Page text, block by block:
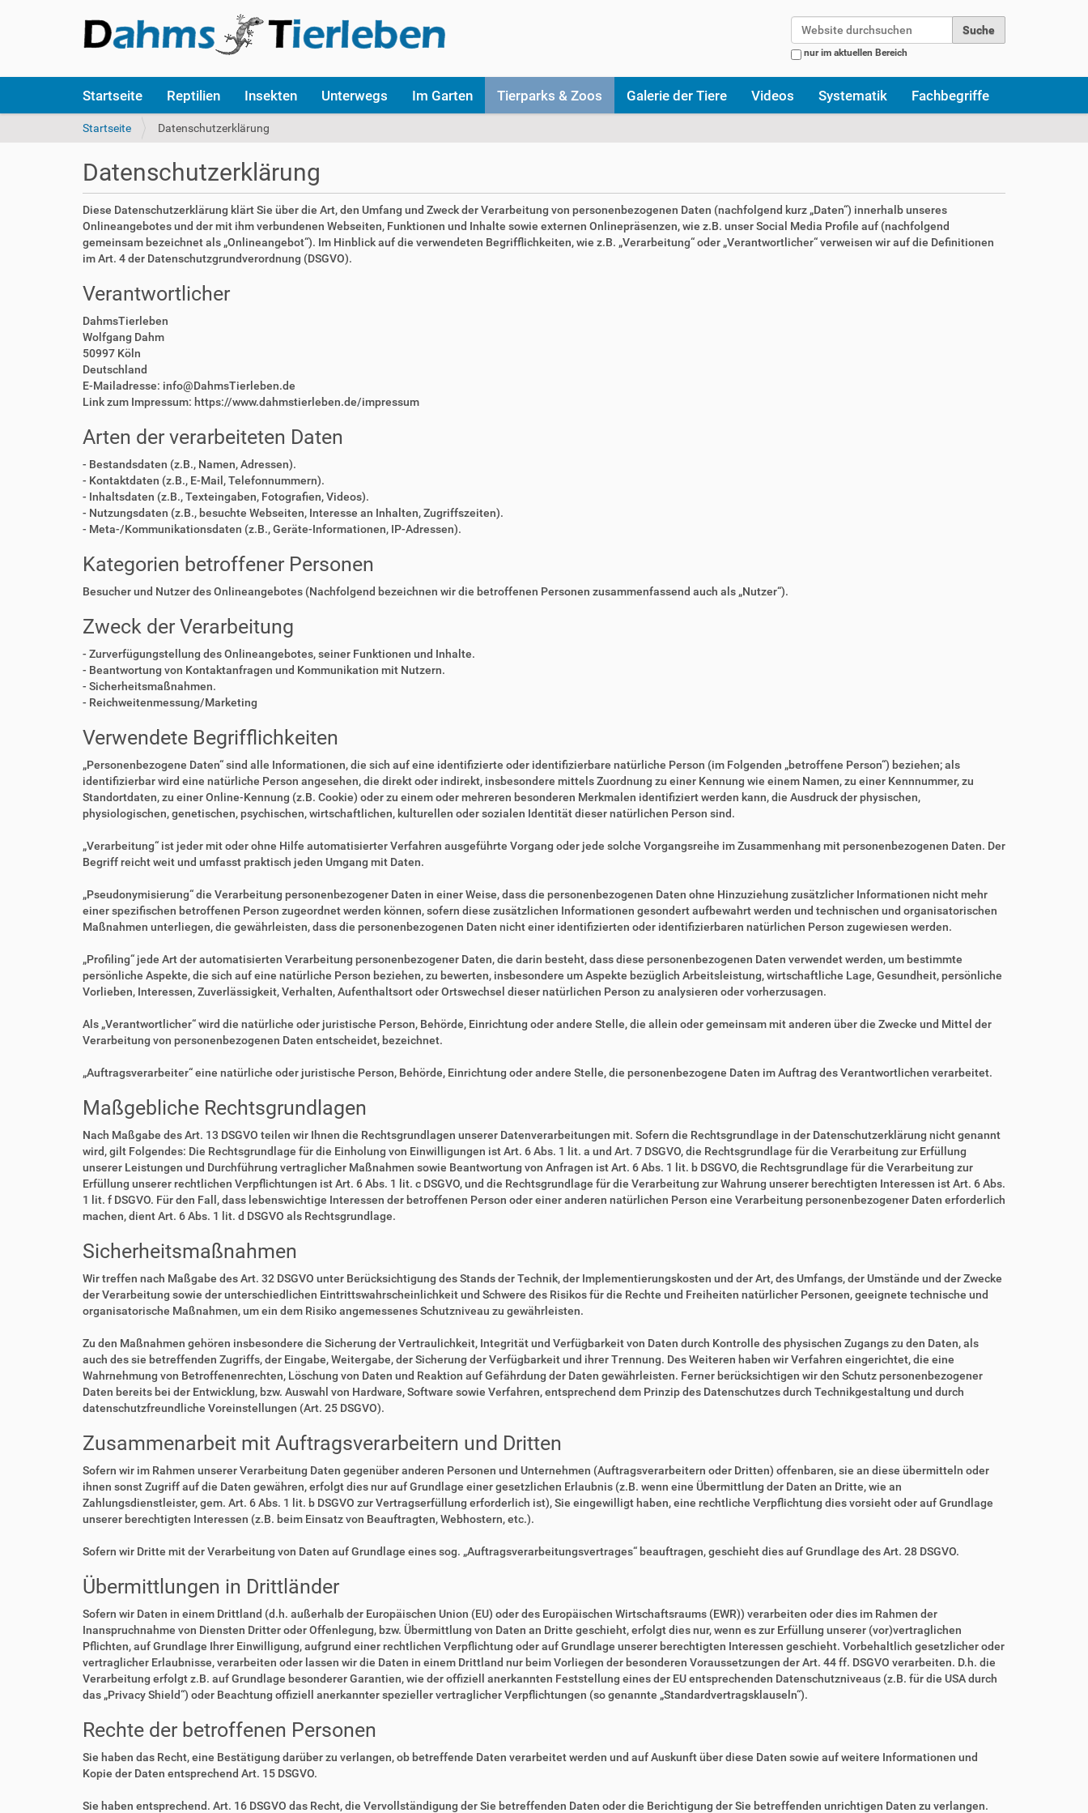
nur im aktuellen Bereich
k
Startseite Reptilien Insekten Unterwegs Im Garten Tierparks & Zoos Galerie der Tiere Videos Systematik Fachbegriffe
S
s
i
n
d
h
i
r
Startseite Datenschutzerklärung
Datenschutzerklärung
Diese Datenschutzerklärung klärt Sie über die Art, den Umfang und Zweck der Verarbeitung von personenbezogenen Daten (nachfolgend kurz „Daten“) innerhalb unseres
Onlineangebotes und der mit ihm verbundenen Webseiten, Funktionen und Inhalte sowie externen Onlinepräsenzen, wie z.B. unser Social Media Profile auf (nachfolgend
gemeinsam bezeichnet als „Onlineangebot“). Im Hinblick auf die verwendeten Begrifflichkeiten, wie z.B. „Verarbeitung“ oder „Verantwortlicher“ verweisen wir auf die Definitionen
im Art. 4 der Datenschutzgrundverordnung (DSGVO).
Verantwortlicher
DahmsTierleben
Wolfgang Dahm
50997 Köln
Deutschland
E-Mailadresse: info@DahmsTierleben.de
Link zum Impressum: https://www.dahmstierleben.de/impressum
Arten der verarbeiteten Daten
- Bestandsdaten (z.B., Namen, Adressen).
- Kontaktdaten (z.B., E-Mail, Telefonnummern).
- Inhaltsdaten (z.B., Texteingaben, Fotografien, Videos).
- Nutzungsdaten (z.B., besuchte Webseiten, Interesse an Inhalten, Zugriffszeiten).
- Meta-/Kommunikationsdaten (z.B., Geräte-Informationen, IP-Adressen).
Kategorien betroffener Personen
Besucher und Nutzer des Onlineangebotes (Nachfolgend bezeichnen wir die betroffenen Personen zusammenfassend auch als „Nutzer“).
Zweck der Verarbeitung
- Zurverfügungstellung des Onlineangebotes, seiner Funktionen und Inhalte.
- Beantwortung von Kontaktanfragen und Kommunikation mit Nutzern.
- Sicherheitsmaßnahmen.
- Reichweitenmessung/Marketing
Verwendete Begrifflichkeiten
„Personenbezogene Daten“ sind alle Informationen, die sich auf eine identifizierte oder identifizierbare natürliche Person (im Folgenden „betroffene Person“) beziehen; als
identifizierbar wird eine natürliche Person angesehen, die direkt oder indirekt, insbesondere mittels Zuordnung zu einer Kennung wie einem Namen, zu einer Kennnummer, zu
Standortdaten, zu einer Online-Kennung (z.B. Cookie) oder zu einem oder mehreren besonderen Merkmalen identifiziert werden kann, die Ausdruck der physischen,
physiologischen, genetischen, psychischen, wirtschaftlichen, kulturellen oder sozialen Identität dieser natürlichen Person sind.
„Verarbeitung“ ist jeder mit oder ohne Hilfe automatisierter Verfahren ausgeführte Vorgang oder jede solche Vorgangsreihe im Zusammenhang mit personenbezogenen Daten. Der
Begriff reicht weit und umfasst praktisch jeden Umgang mit Daten.
„Pseudonymisierung“ die Verarbeitung personenbezogener Daten in einer Weise, dass die personenbezogenen Daten ohne Hinzuziehung zusätzlicher Informationen nicht mehr
einer spezifischen betroffenen Person zugeordnet werden können, sofern diese zusätzlichen Informationen gesondert aufbewahrt werden und technischen und organisatorischen
Maßnahmen unterliegen, die gewährleisten, dass die personenbezogenen Daten nicht einer identifizierten oder identifizierbaren natürlichen Person zugewiesen werden.
„Profiling“ jede Art der automatisierten Verarbeitung personenbezogener Daten, die darin besteht, dass diese personenbezogenen Daten verwendet werden, um bestimmte
persönliche Aspekte, die sich auf eine natürliche Person beziehen, zu bewerten, insbesondere um Aspekte bezüglich Arbeitsleistung, wirtschaftliche Lage, Gesundheit, persönliche
Vorlieben, Interessen, Zuverlässigkeit, Verhalten, Aufenthaltsort oder Ortswechsel dieser natürlichen Person zu analysieren oder vorherzusagen.
Als „Verantwortlicher“ wird die natürliche oder juristische Person, Behörde, Einrichtung oder andere Stelle, die allein oder gemeinsam mit anderen über die Zwecke und Mittel der
Verarbeitung von personenbezogenen Daten entscheidet, bezeichnet.
„Auftragsverarbeiter“ eine natürliche oder juristische Person, Behörde, Einrichtung oder andere Stelle, die personenbezogene Daten im Auftrag des Verantwortlichen verarbeitet.
Maßgebliche Rechtsgrundlagen
Nach Maßgabe des Art. 13 DSGVO teilen wir Ihnen die Rechtsgrundlagen unserer Datenverarbeitungen mit. Sofern die Rechtsgrundlage in der Datenschutzerklärung nicht genannt
wird, gilt Folgendes: Die Rechtsgrundlage für die Einholung von Einwilligungen ist Art. 6 Abs. 1 lit. a und Art. 7 DSGVO, die Rechtsgrundlage für die Verarbeitung zur Erfüllung
unserer Leistungen und Durchführung vertraglicher Maßnahmen sowie Beantwortung von Anfragen ist Art. 6 Abs. 1 lit. b DSGVO, die Rechtsgrundlage für die Verarbeitung zur
Erfüllung unserer rechtlichen Verpflichtungen ist Art. 6 Abs. 1 lit. c DSGVO, und die Rechtsgrundlage für die Verarbeitung zur Wahrung unserer berechtigten Interessen ist Art. 6 Abs.
1 lit. f DSGVO. Für den Fall, dass lebenswichtige Interessen der betroffenen Person oder einer anderen natürlichen Person eine Verarbeitung personenbezogener Daten erforderlich
machen, dient Art. 6 Abs. 1 lit. d DSGVO als Rechtsgrundlage.
Sicherheitsmaßnahmen
Wir treffen nach Maßgabe des Art. 32 DSGVO unter Berücksichtigung des Stands der Technik, der Implementierungskosten und der Art, des Umfangs, der Umstände und der Zwecke
der Verarbeitung sowie der unterschiedlichen Eintrittswahrscheinlichkeit und Schwere des Risikos für die Rechte und Freiheiten natürlicher Personen, geeignete technische und
organisatorische Maßnahmen, um ein dem Risiko angemessenes Schutzniveau zu gewährleisten.
Zu den Maßnahmen gehören insbesondere die Sicherung der Vertraulichkeit, Integrität und Verfügbarkeit von Daten durch Kontrolle des physischen Zugangs zu den Daten, als
auch des sie betreffenden Zugriffs, der Eingabe, Weitergabe, der Sicherung der Verfügbarkeit und ihrer Trennung. Des Weiteren haben wir Verfahren eingerichtet, die eine
Wahrnehmung von Betroffenenrechten, Löschung von Daten und Reaktion auf Gefährdung der Daten gewährleisten. Ferner berücksichtigen wir den Schutz personenbezogener
Daten bereits bei der Entwicklung, bzw. Auswahl von Hardware, Software sowie Verfahren, entsprechend dem Prinzip des Datenschutzes durch Technikgestaltung und durch
datenschutzfreundliche Voreinstellungen (Art. 25 DSGVO).
Zusammenarbeit mit Auftragsverarbeitern und Dritten
Sofern wir im Rahmen unserer Verarbeitung Daten gegenüber anderen Personen und Unternehmen (Auftragsverarbeitern oder Dritten) offenbaren, sie an diese übermitteln oder
ihnen sonst Zugriff auf die Daten gewähren, erfolgt dies nur auf Grundlage einer gesetzlichen Erlaubnis (z.B. wenn eine Übermittlung der Daten an Dritte, wie an
Zahlungsdienstleister, gem. Art. 6 Abs. 1 lit. b DSGVO zur Vertragserfüllung erforderlich ist), Sie eingewilligt haben, eine rechtliche Verpflichtung dies vorsieht oder auf Grundlage
unserer berechtigten Interessen (z.B. beim Einsatz von Beauftragten, Webhostern, etc.).
Sofern wir Dritte mit der Verarbeitung von Daten auf Grundlage eines sog. „Auftragsverarbeitungsvertrages“ beauftragen, geschieht dies auf Grundlage des Art. 28 DSGVO.
Übermittlungen in Drittländer
Sofern wir Daten in einem Drittland (d.h. außerhalb der Europäischen Union (EU) oder des Europäischen Wirtschaftsraums (EWR)) verarbeiten oder dies im Rahmen der
Inanspruchnahme von Diensten Dritter oder Offenlegung, bzw. Übermittlung von Daten an Dritte geschieht, erfolgt dies nur, wenn es zur Erfüllung unserer (vor)vertraglichen
Pflichten, auf Grundlage Ihrer Einwilligung, aufgrund einer rechtlichen Verpflichtung oder auf Grundlage unserer berechtigten Interessen geschieht. Vorbehaltlich gesetzlicher oder
vertraglicher Erlaubnisse, verarbeiten oder lassen wir die Daten in einem Drittland nur beim Vorliegen der besonderen Voraussetzungen der Art. 44 ff. DSGVO verarbeiten. D.h. die
Verarbeitung erfolgt z.B. auf Grundlage besonderer Garantien, wie der offiziell anerkannten Feststellung eines der EU entsprechenden Datenschutzniveaus (z.B. für die USA durch
das „Privacy Shield“) oder Beachtung offiziell anerkannter spezieller vertraglicher Verpflichtungen (so genannte „Standardvertragsklauseln“).
Rechte der betroffenen Personen
Sie haben das Recht, eine Bestätigung darüber zu verlangen, ob betreffende Daten verarbeitet werden und auf Auskunft über diese Daten sowie auf weitere Informationen und
Kopie der Daten entsprechend Art. 15 DSGVO.
Sie haben entsprechend. Art. 16 DSGVO das Recht, die Vervollständigung der Sie betreffenden Daten oder die Berichtigung der Sie betreffenden unrichtigen Daten zu verlangen.